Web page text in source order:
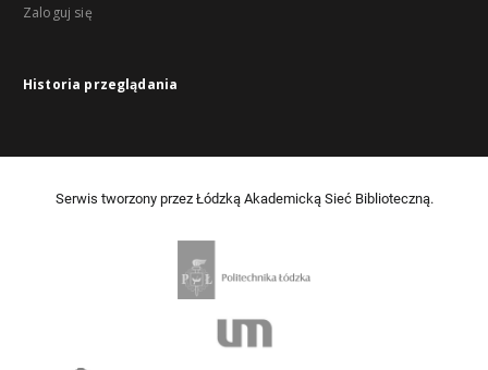
Zaloguj się
Historia przeglądania
Serwis tworzony przez Łódzką Akademicką Sieć Biblioteczną.